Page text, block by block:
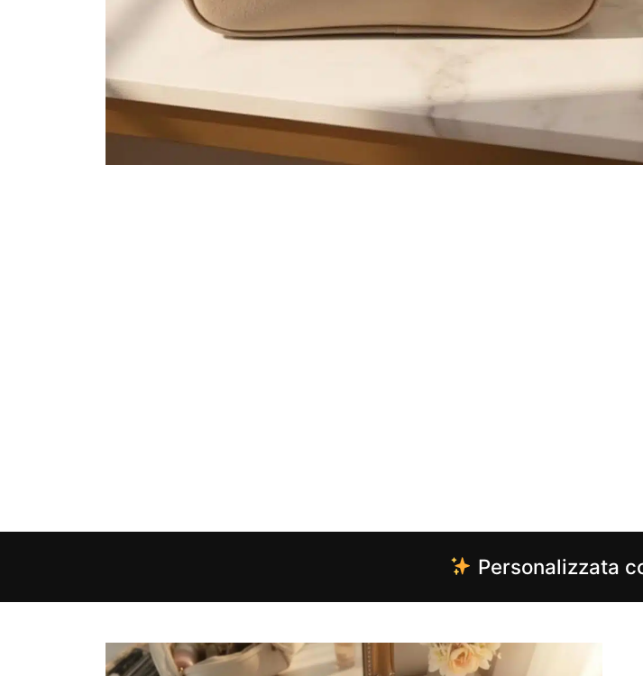
Personalizzata